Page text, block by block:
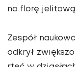
na florę
Zespół
odkrył